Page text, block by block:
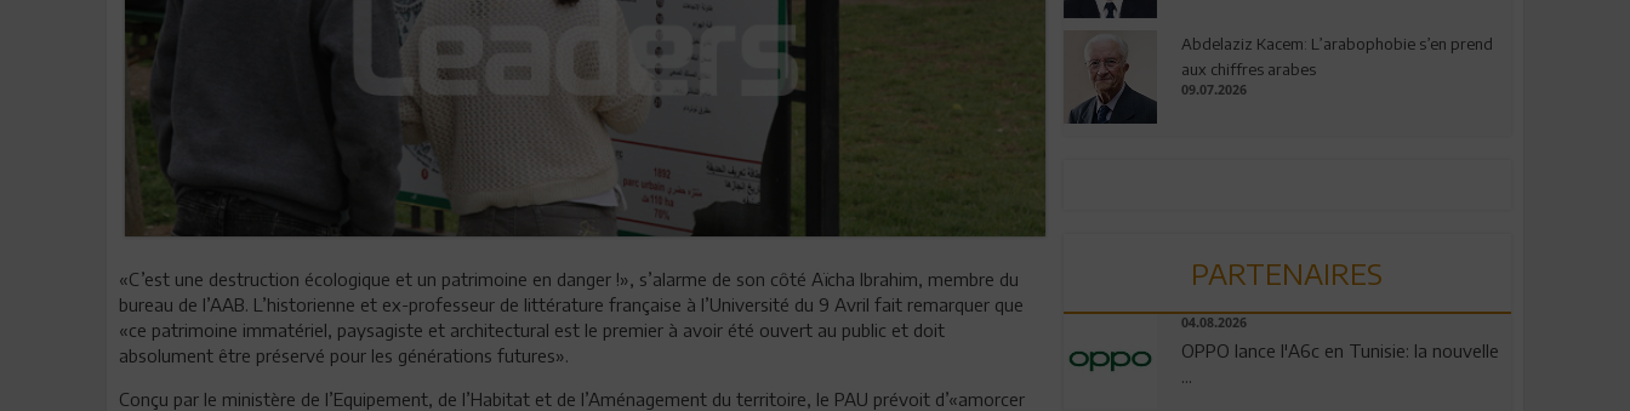
«C’est une destruction écologique et un patrimoine en danger !», s’alarme de son côté Aïcha Ibrahim, membre du
bureau de l’AAB. L’historienne et ex-professeur de littérature française à l’Université du 9 Avril fait remarquer que
«ce patrimoine immatériel, paysagiste et architectural est le premier à avoir été ouvert au public et doit
absolument être préservé pour les générations futures».
Conçu par le ministère de l’Equipement, de l’Habitat et de l’Aménagement du territoire, le PAU prévoit d’«amorcer
Abdelaziz Kacem: L’arabophobie s’en prend
aux chiffres arabes
09.07.2026
PARTENAIRES
04.08.2026
OPPO lance l'A6c en Tunisie: la nouvelle
...